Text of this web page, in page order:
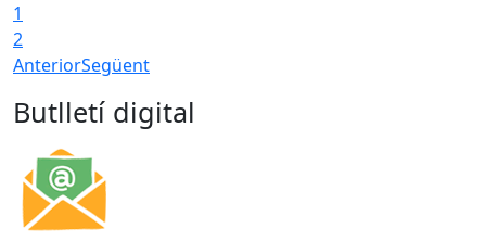
1
2
AnteriorSegüent
Butlletí digital